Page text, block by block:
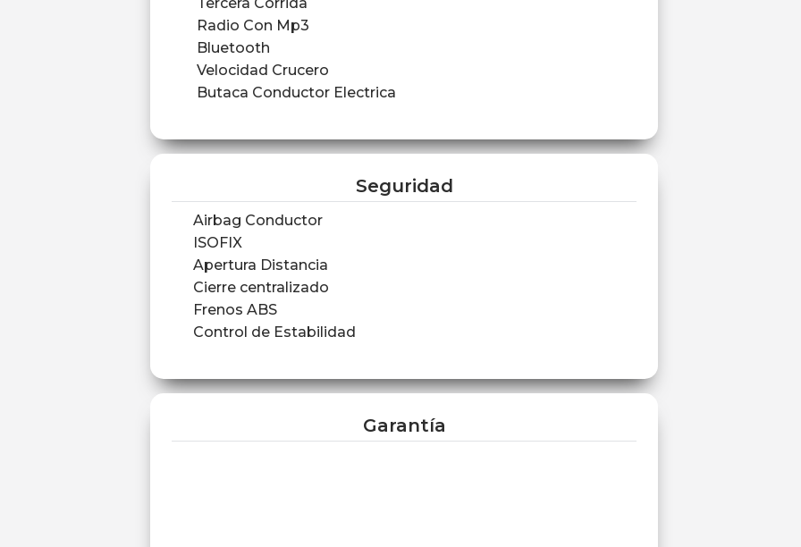
Radio Con Mp3
Bluetooth
Velocidad Crucero
Butaca Conductor Electrica
Seguridad
Airbag Conductor
ISOFIX
Apertura Distancia
Cierre centralizado
Frenos ABS
Control de Estabilidad
Garantía